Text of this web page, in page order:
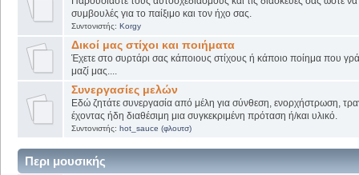
συμβουλές για το παίξιμο και τον ήχο σας.
Συντονιστής: Korgy
Δικοί μας στίχοι και ποιήματα
Έχετε στο συρτάρι σας κάποιους στίχους ή κάποιο ποίημα που
μαζί μας....
Συνεργασίες μελών
Εδώ ζητάτε συνεργασία από μέλη για σύνθεση, ενορχήστρωση,
έχοντας ήδη διαθέσιμη μια συγκεκριμένη πρόταση ή/και υλικό.
Συντονιστής: hot_sauce (φλουτσ)
Περι μουσικής